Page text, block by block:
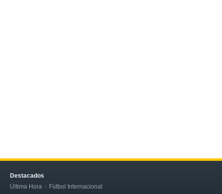
Destacados
Última Hora
Fútbol Internacional